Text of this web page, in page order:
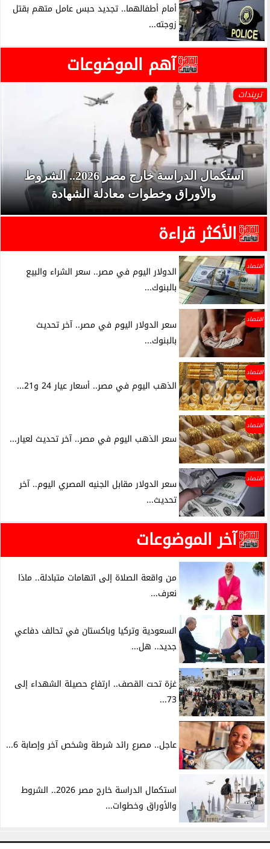
أمام أطفالهما.. تجديد حبس عامل متهم بقتل
زوجته...
آهم الموضوعات
تريندات
استكمال الدراسة خارج مصر 2026.. الشروط
والأوراق وخطوات معادلة الشهادة
الأكثر قراءة
اقتصاد
الدولار اليوم في مصر.. سعر الشراء والبيع
بالبنوك...
اقتصاد
سعر الدولار اليوم في مصر.. آخر تحديث
بالبنوك...
اقتصاد
الذهب اليوم في مصر.. أسعار عيار 24 و21...
اقتصاد
سعر الذهب اليوم في مصر.. آخر تحديث لعيار...
اقتصاد
سعر الدولار مقابل الجنيه المصري اليوم.. آخر
تحديث...
آخر الموضوعات
من واقعة الصلاة إلى اتهامات متبادلة.. ماذا
نعرف...
السعودية وتركيا وباكستان في تحالف دفاعي
جديد.. هل...
غزة تحت القصف.. ارتفاع حصيلة الشهداء إلى
73...
عاجل.. مصرع رائد شرطة وشخص آخر وإصابة 6...
استكمال الدراسة خارج مصر 2026.. الشروط
والأوراق وخطوات...